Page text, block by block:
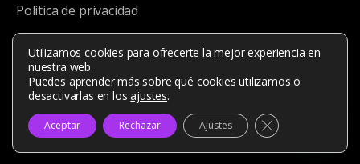
Política de privacidad
Política de cookies
Copyright © 2026 Web Córdoba ®
Utilizamos cookies para ofrecerte la mejor experiencia en
nuestra web.
Puedes aprender más sobre qué cookies utilizamos o
desactivarlas en losajustes.
Aceptar Rechazar Ajustes Cerrar el banner